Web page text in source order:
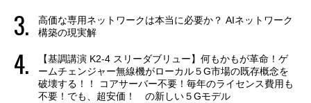
高価な専用ネットワークは本当に必要か？ AIネットワーク
構築の現実解
【基調講演 K2-4 スリーダブリュー】何もかもが革命！ゲ
ームチェンジャー無線機がローカル５G市場の既存概念を
破壊する！！ コアサーバー不要！毎年のライセンス費用も
不要！でも、超安価！ の新しい５Gモデル